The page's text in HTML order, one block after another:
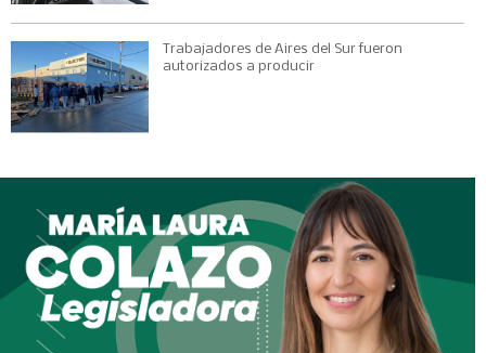
Trabajadores de Aires del Sur fueron
autorizados a producir